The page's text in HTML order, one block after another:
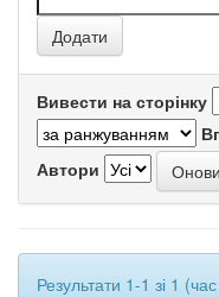
Вивести на сторінку
Автори
Результати 1-1 зі 1